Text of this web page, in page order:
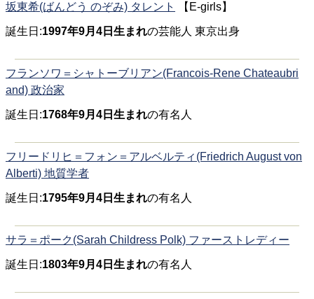
坂東希(ばんどう のぞみ) タレント 【E-girls】
誕生日:1997年9月4日生まれの芸能人 東京出身
フランソワ＝シャトーブリアン(Francois-Rene Chateaubri
and) 政治家
誕生日:1768年9月4日生まれの有名人
フリードリヒ＝フォン＝アルベルティ(Friedrich August von
Alberti) 地質学者
誕生日:1795年9月4日生まれの有名人
サラ＝ポーク(Sarah Childress Polk) ファーストレディー
誕生日:1803年9月4日生まれの有名人